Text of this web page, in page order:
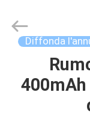
Electronics
Co,ltd.
Rights
Diffonda